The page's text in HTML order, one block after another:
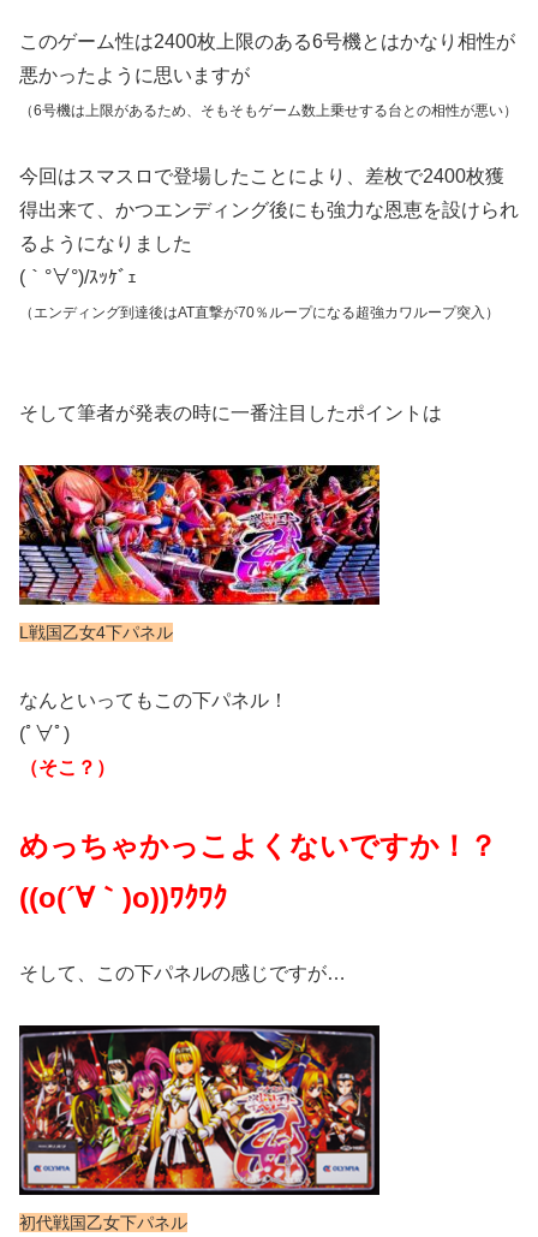
このゲーム性は2400枚上限のある6号機とはかなり相性が
悪かったように思いますが
（6号機は上限があるため、そもそもゲーム数上乗せする台との相性が悪い）
今回はスマスロで登場したことにより、差枚で2400枚獲
得出来て、かつエンディング後にも強力な恩恵を設けられ
るようになりました
(｀°∀°)/ｽｯｹﾞｪ
（エンディング到達後はAT直撃が70％ループになる超強カワループ突入）
そして筆者が発表の時に一番注目したポイントは
L戦国乙女4下パネル
なんといってもこの下パネル！
(ﾟ∀ﾟ)
（そこ？）
めっちゃかっこよくないですか！？
((o(´∀｀)o))ﾜｸﾜｸ
そして、この下パネルの感じですが…
初代戦国乙女下パネル